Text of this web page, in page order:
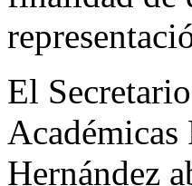
El
Académicas
Hernández